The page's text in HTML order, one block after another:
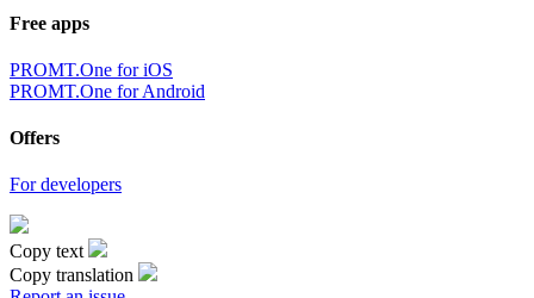
Free apps
PROMT.One for iOS
PROMT.One for Android
Offers
For developers
Copy text
Copy translation